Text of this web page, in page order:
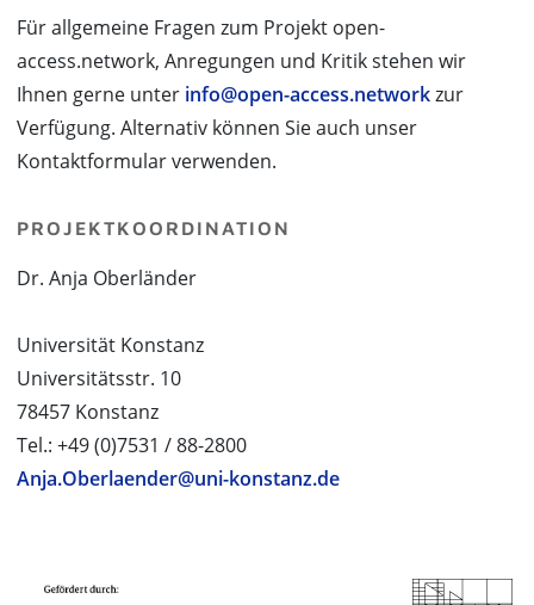
Für allgemeine Fragen zum Projekt open-
access.network, Anregungen und Kritik stehen wir
Ihnen gerne unter info@open-access.networkzur
Verfügung. Alternativ können Sie auch unser
Kontaktformular verwenden.
PROJEKTKOORDINATION
Dr. Anja Oberländer
Universität Konstanz
Universitätsstr. 10
78457 Konstanz
Tel.: +49 (0)7531 / 88-2800
Anja.Oberlaender@uni-konstanz.de